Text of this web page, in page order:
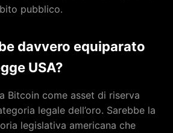
pubblico.
davvero equiparato
USA?
Bitcoin come asset di riserva
legale dell’oro. Sarebbe la
legislativa americana che